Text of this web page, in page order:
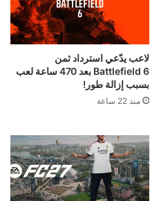
لاعب يدّعي استرداد ثمن
Battlefield 6 بعد 470 ساعة لعب
بسبب إزالة طور!
منذ 22 ساعة